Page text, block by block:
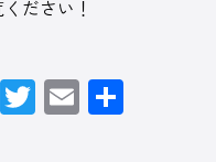
ださい！
LineTwitter
Email